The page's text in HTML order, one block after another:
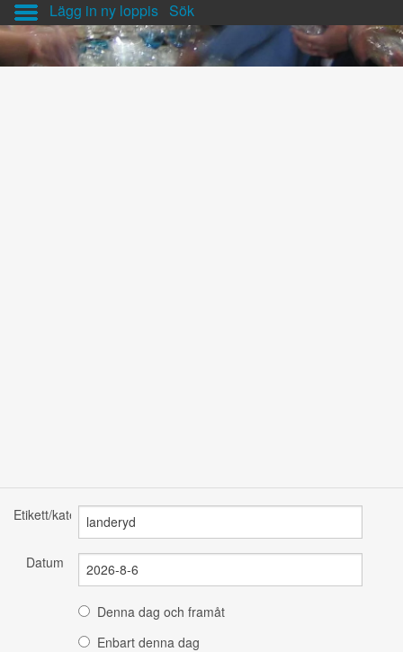
Lägg in ny loppis Sök
Etikett/kategori
Datum
Denna dag och framåt
Enbart denna dag